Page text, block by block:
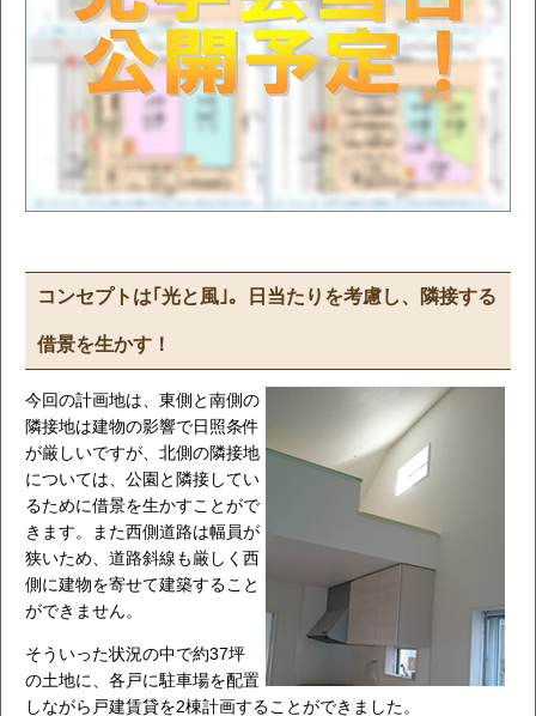
コンセプトは｢光と風｣。日当たりを考慮し、隣接する
借景を生かす！
今回の計画地は、東側と南側の
隣接地は建物の影響で日照条件
が厳しいですが、北側の隣接地
については、公園と隣接してい
るために借景を生かすことがで
きます。また西側道路は幅員が
狭いため、道路斜線も厳しく西
側に建物を寄せて建築すること
ができません。
そういった状況の中で約37坪
の土地に、各戸に駐車場を配置
しながら戸建賃貸を2棟計画することができました。